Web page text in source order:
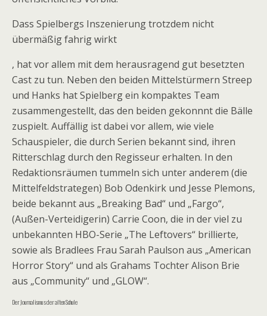
Dass Spielbergs Inszenierung trotzdem nicht
übermäßig fahrig wirkt
C
o
m
p
r
a
r
K
a
m
a
g
r
a
s
, hat vor allem mit dem herausragend gut besetzten
Cast zu tun. Neben den beiden Mittelstürmern Streep
und Hanks hat Spielberg ein kompaktes Team
zusammengestellt, das den beiden gekonnnt die Bälle
zuspielt. Auffällig ist dabei vor allem, wie viele
Schauspieler, die durch Serien bekannt sind, ihren
Ritterschlag durch den Regisseur erhalten. In den
Redaktionsräumen tummeln sich unter anderem (die
Mittelfeldstrategen) Bob Odenkirk und Jesse Plemons,
beide bekannt aus „Breaking Bad“ und „Fargo“,
(Außen-Verteidigerin) Carrie Coon, die in der viel zu
unbekannten HBO-Serie „The Leftovers“ brillierte,
sowie als Bradlees Frau Sarah Paulson aus „American
Horror Story“ und als Grahams Tochter Alison Brie
aus „Community“ und „GLOW“.
Der Journalismus der alten Schule